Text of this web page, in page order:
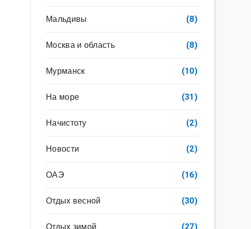
Мальдивы (8)
Москва и область (8)
Мурманск (10)
На море (31)
Начистоту (2)
Новости (2)
ОАЭ (16)
Отдых весной (30)
(27)